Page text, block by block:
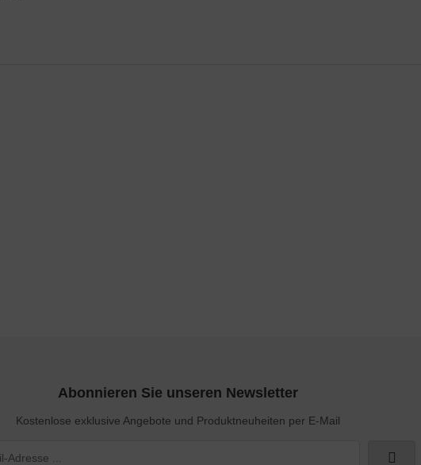
Abonnieren Sie unseren Newsletter
Kostenlose exklusive Angebote und Produktneuheiten per E-Mail